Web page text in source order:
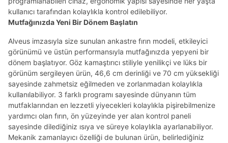
kullanıcı tarafından kolaylıkla kontrol edilebiliyor.
Mutfağınızda Yeni Bir Dönem Başlatın
Alveus imzasıyla size sunulan ankastre fırın modeli, etkileyici
görünümü ve üstün performansıyla mutfağınızda yepyeni bir
dönem başlatıyor. Göz kamaştırıcı stiliyle yenilikçi ve lüks bir
görünüm sergileyen ürün, 46,6 cm derinliği ve 70 cm yüksekliği
sayesinde zahmetsiz eğilmeden ve zorlanmadan kolaylıkla
kullanılabiliyor. 3 farklı programı sayesinde dünyanın tüm
mutfaklarından en lezzetli yiyecekleri kolaylıkla pişirebilmenize
yardımcı olan fırın, ön yüzeyinde yer alan kontrol paneli
sayesinde dilediğiniz ısıya ve süreye kolaylıkla ayarlanabiliyor.
Mekanik zamanlayıcı özelliği de bulunan ürün, belirlediğiniz